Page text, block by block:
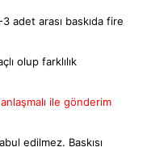
3 adet arası baskıda fire
olup farklılık
ile gönderim
edilmez. Baskısı